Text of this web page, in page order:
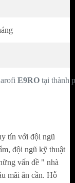
nhập
h, khả
của máy và
chất
máu.
ngừa tái
ra đạt
E9RO tại thành
tín với đội ngũ
đội ngũ kỹ thuật
vấn đề " nhà
mãi ân cần. Hỗ